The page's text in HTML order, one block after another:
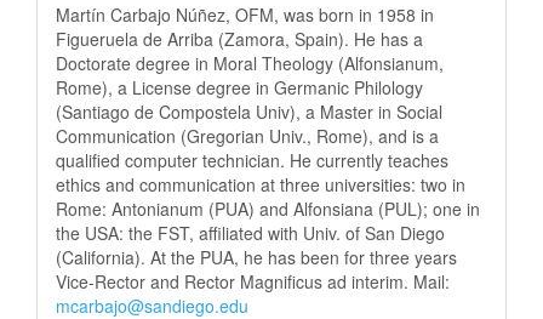
Martín Carbajo Núñez, OFM, was born in 1958 in
Figueruela de Arriba (Zamora, Spain). He has a
Doctorate degree in Moral Theology (Alfonsianum,
Rome), a License degree in Germanic Philology
(Santiago de Compostela Univ), a Master in Social
Communication (Gregorian Univ., Rome), and is a
qualified computer technician. He currently teaches
ethics and communication at three universities: two in
Rome: Antonianum (PUA) and Alfonsiana (PUL); one in
the USA: the FST, affiliated with Univ. of San Diego
(California). At the PUA, he has been for three years
Vice-Rector and Rector Magnificus ad interim. Mail:
mcarbajo@sandiego.edu